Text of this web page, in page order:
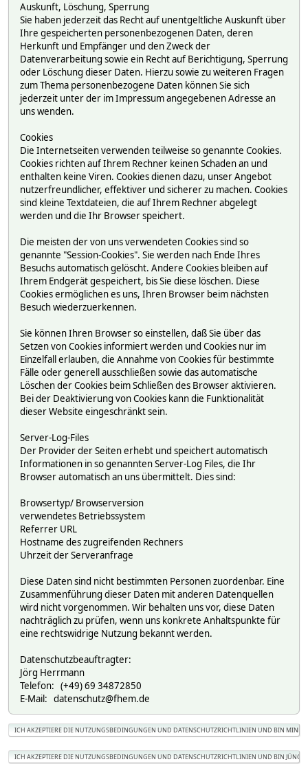
Auskunft, Löschung, Sperrung
Sie haben jederzeit das Recht auf unentgeltliche Auskunft über
Ihre gespeicherten personenbezogenen Daten, deren
Herkunft und Empfänger und den Zweck der
Datenverarbeitung sowie ein Recht auf Berichtigung, Sperrung
oder Löschung dieser Daten. Hierzu sowie zu weiteren Fragen
zum Thema personenbezogene Daten können Sie sich
jederzeit unter der im Impressum angegebenen Adresse an
uns wenden.
Cookies
Die Internetseiten verwenden teilweise so genannte Cookies.
Cookies richten auf Ihrem Rechner keinen Schaden an und
enthalten keine Viren. Cookies dienen dazu, unser Angebot
nutzerfreundlicher, effektiver und sicherer zu machen. Cookies
sind kleine Textdateien, die auf Ihrem Rechner abgelegt
werden und die Ihr Browser speichert.
Die meisten der von uns verwendeten Cookies sind so
genannte "Session-Cookies". Sie werden nach Ende Ihres
Besuchs automatisch gelöscht. Andere Cookies bleiben auf
Ihrem Endgerät gespeichert, bis Sie diese löschen. Diese
Cookies ermöglichen es uns, Ihren Browser beim nächsten
Besuch wiederzuerkennen.
Sie können Ihren Browser so einstellen, daß Sie über das
Setzen von Cookies informiert werden und Cookies nur im
Einzelfall erlauben, die Annahme von Cookies für bestimmte
Fälle oder generell ausschließen sowie das automatische
Löschen der Cookies beim Schließen des Browser aktivieren.
Bei der Deaktivierung von Cookies kann die Funktionalität
dieser Website eingeschränkt sein.
Server-Log-Files
Der Provider der Seiten erhebt und speichert automatisch
Informationen in so genannten Server-Log Files, die Ihr
Browser automatisch an uns übermittelt. Dies sind:
Browsertyp/ Browserversion
verwendetes Betriebssystem
Referrer URL
Hostname des zugreifenden Rechners
Uhrzeit der Serveranfrage
Diese Daten sind nicht bestimmten Personen zuordenbar. Eine
Zusammenführung dieser Daten mit anderen Datenquellen
wird nicht vorgenommen. Wir behalten uns vor, diese Daten
nachträglich zu prüfen, wenn uns konkrete Anhaltspunkte für
eine rechtswidrige Nutzung bekannt werden.
Datenschutzbeauftragter:
Jörg Herrmann
Telefon: (+49) 69 34872850
E-Mail: datenschutz@fhem.de